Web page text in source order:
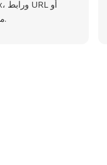
من خلال سحبها إلى الصفحة.